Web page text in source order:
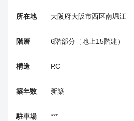
所在地 大阪府大阪市西区南堀江
階層 6階部分（地上15階建）
構造 RC
築年数 新築
駐車場 ***